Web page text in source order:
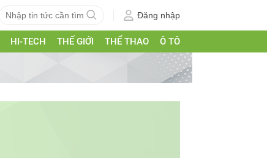
Đăng nhập
HI-TECH THẾ GIỚI THỂ THAO Ô TÔ